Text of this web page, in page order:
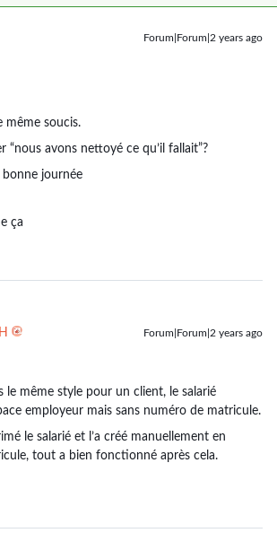
Forum|Forum|2 years ago
même soucis.
“nous avons nettoyé ce qu’il fallait”?
journée
ça
Forum|Forum|2 years ago
le même style pour un client, le salarié
employeur mais sans numéro de matricule.
le salarié et l’a créé manuellement en
tout a bien fonctionné après cela.